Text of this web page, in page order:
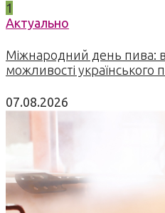
1
Актуально
Міжнародний день пива:
можливості українського
07.08.2026